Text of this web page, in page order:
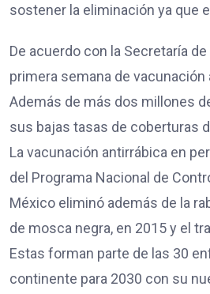
sostener la eliminación ya que
De acuerdo con la Secretaría
primera semana de vacunación
Además de más dos millones
sus bajas tasas de coberturas
La vacunación antirrábica en
del Programa Nacional de
México eliminó además de la
de mosca negra, en 2015 y el
Estas forman parte de las 30
continente para 2030 con su